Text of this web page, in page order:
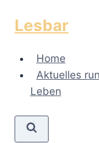
InhaltLesbar
Home
Aktuelles
Leben